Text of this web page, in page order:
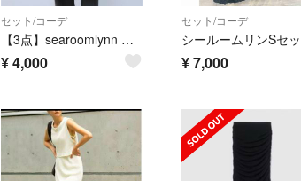
セット/コーデ
【3点】searoomlynn 福袋/HAPPYBAG
¥4,000
セット/コーデ
¥7,000